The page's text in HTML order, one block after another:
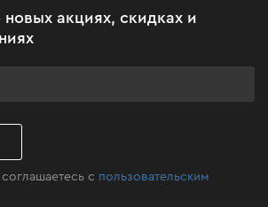
акциях, скидках и
с пользовательским